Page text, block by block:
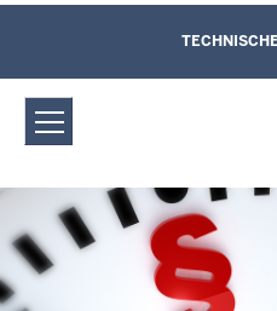
Amtsgericht
Direkt zum Inhalt
Leichte Sprache,
und Kontaktformular